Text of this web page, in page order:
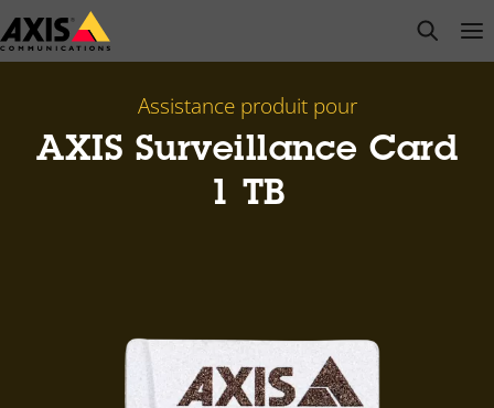
Passer
au
open
Assistance produit pour
AXIS Surveillance Card
1 TB